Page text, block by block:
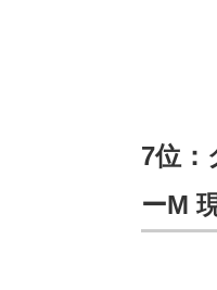
7位
ーM